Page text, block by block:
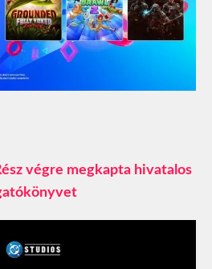
végre megkapta hivatalos